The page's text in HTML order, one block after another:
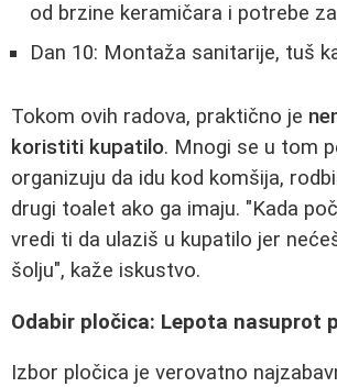
od brzine keramičara i potrebe
Dan 10: Montaža sanitarije, tuš
Tokom ovih radova, praktično je
koristiti kupatilo. Mnogi se u tom
organizuju da idu kod komšija,
drugi toalet ako ga imaju. "Kada
vredi ti da ulaziš u kupatilo jer
šolju", kaže iskustvo.
Odabir pločica: Lepota nasuprot
Izbor pločica je verovatno